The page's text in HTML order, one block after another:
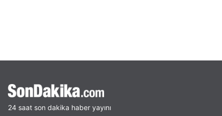
24 saat son dakika haber yayını